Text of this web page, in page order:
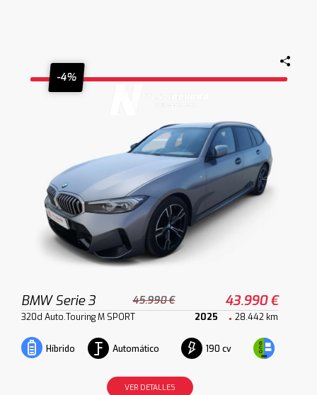
-4%
BMW Serie 3 45.990 € 43.990 €
320d Auto.Touring M SPORT 2025 28.442 km
Híbrido Automático 190 cv
VER DETALLES